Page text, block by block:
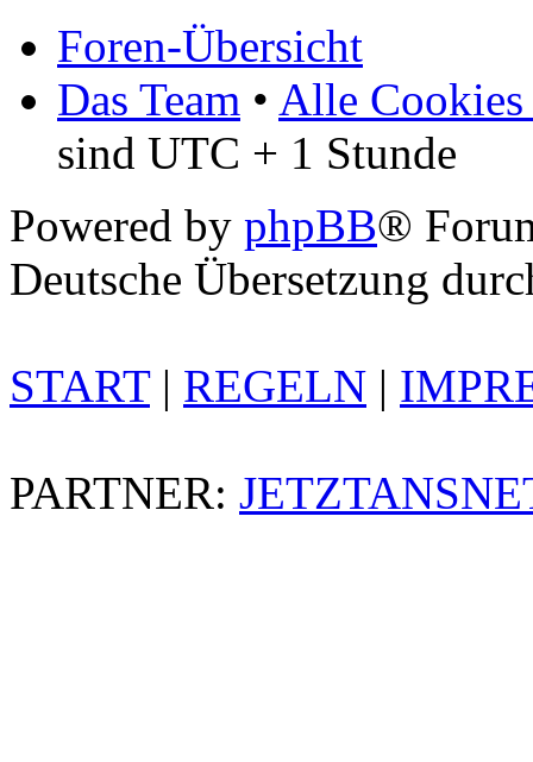
Foren-Übersicht
Das Team • Alle Cookies
sind UTC + 1 Stunde
Powered by phpBB®
Deutsche Übersetzung
START| REGELN |
PARTNER: